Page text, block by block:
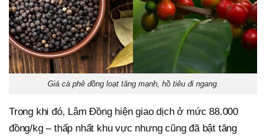
Giá cà phê đồng loạt tăng mạnh, hồ tiêu đi ngang.
Trong khi đó, Lâm Đồng hiện giao dịch ở mức 88.000
đồng/kg – thấp nhất khu vực nhưng cũng đã bật tăng